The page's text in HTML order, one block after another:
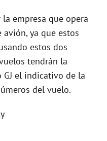
empresa que opera
ya que estos
estos dos
tendrán la
GJ el indicativo de la
del vuelo.